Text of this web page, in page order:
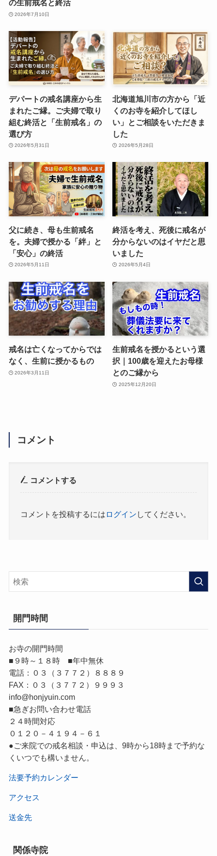
の生前戒名と終活
2026年7月10日
デパートの戒名講座から生
まれたご縁。ご夫婦で取り
組む終活と「生前戒名」の
選び方
2026年5月31日
北海道旭川市の方から「近
くのお寺を紹介してほし
い」とご相談をいただきま
した
2026年5月28日
父に続き、母も生前戒名
を。夫婦で授かる「絆」と
「安心」の終活
2026年5月11日
終活を考え、死後に戒名が
分からないのはイヤだと思
いました
2026年5月4日
戒名は亡くなってからでは
なく、生前に授かるもの
2026年3月11日
生前戒名を授かるという選
択｜100歳を迎えたお母様
とのご縁から
2025年12月20日
コメント
コメントする
コメントを投稿するには ログイン してください。
開門時間
お寺の開門時間
■９時～１８時 ■年中無休
電話：０３（３７７２）８８８９
FAX：０３（３７７２）９９９３
info@honjyuin.com
■急ぎお問い合わせ電話
２４時間対応
０１２０－４１９４－６１
●ご来院での戒名相談・申込は、9時から18時まで予約な
くいつでも構いません。
法要予約カレンダー
アクセス
送金先
関係寺院